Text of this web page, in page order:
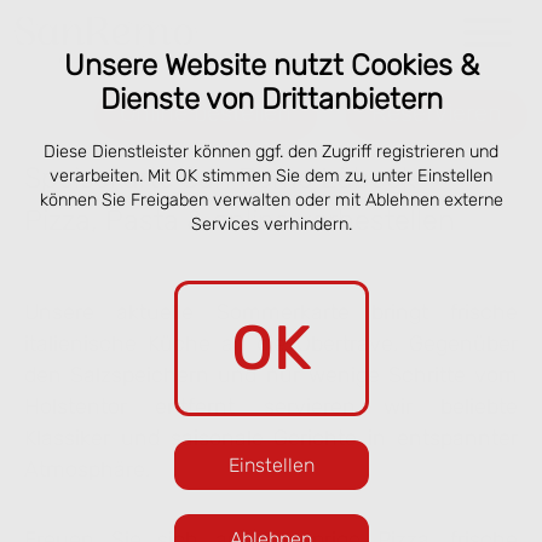
Online bestellen Reservieren
Speisekarte San Remo Lübeck –
Pizza, Pasta & online vorbestellen
italienische Küche an die Obertrave. Gegenüber
den Salzspeichern und nur wenige Schritte vom
Holstentor entfernt servieren wir beliebte
Klassiker und saisonale Gerichte in entspannter
Unsere Website nutzt Cookies &
Dienste von Drittanbietern
Diese Dienstleister können ggf. den Zugriff registrieren und
verarbeiten. Mit OK stimmen Sie dem zu, unter Einstellen
können Sie Freigaben verwalten oder mit Ablehnen externe
Services verhindern.
OK
Einstellen